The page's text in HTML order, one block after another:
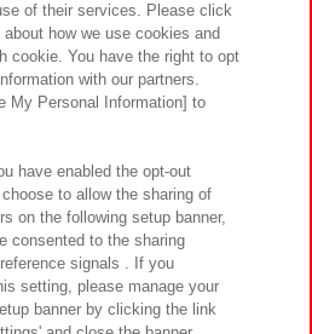
ナビリティ サイトポリシー
ェブアクセシビリティ方針と検証結果
に
針 よくあるご質問・お問い合わせ
of their services. Please click
how we use cookies and
cookie. You have the right to opt
with our partners.
My Personal Information] to
have enabled the opt-out
to allow the sharing of
on the following setup banner,
consented to the sharing
signals . If you
setting, please manage your
banner by clicking the link